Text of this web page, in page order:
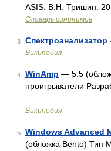
ASIS. В.Н. Тришин.
Словарь синонимов
3 Спектроанализатор
Википедия
4 WinAmp — 5.5
проигрыватели
Википедия
5 Windows Advanced
(обложка Bento) Тип